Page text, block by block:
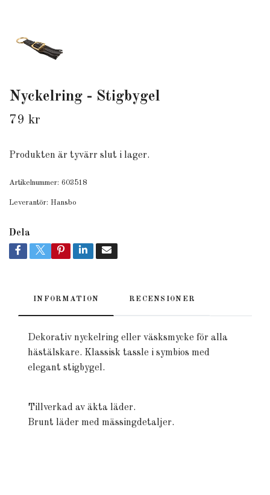
Nyckelring - Stigbygel
79 kr
Produkten är tyvärr slut i lager.
Artikelnummer: 603518
Leverantör: Hansbo
Dela
INFORMATION RECENSIONER
Dekorativ nyckelring eller väsksmycke för alla
hästälskare. Klassisk tassle i symbios med
elegant stigbygel.
Tillverkad av äkta läder.
Brunt läder med mässingdetaljer.